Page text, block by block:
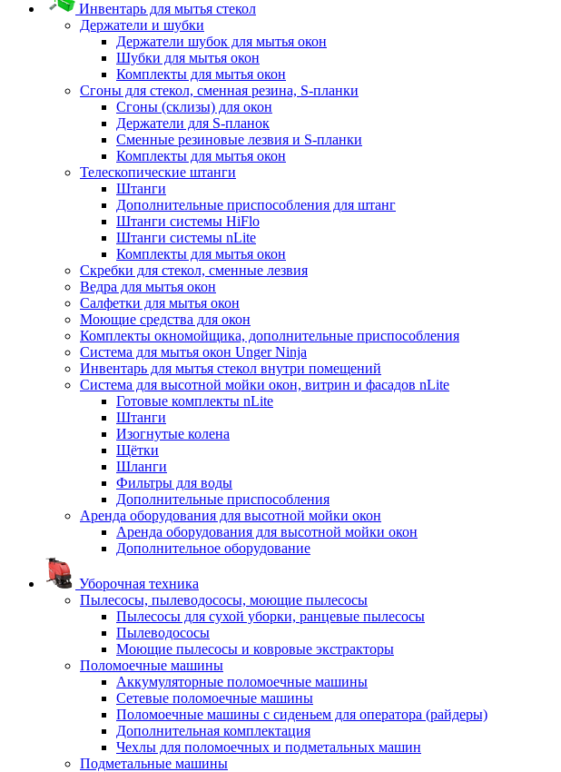
Инвентарь для мытья стекол
Держатели и шубки
Держатели шубок для мытья окон
Шубки для мытья окон
Комплекты для мытья окон
Сгоны для стекол, сменная резина, S-планки
Сгоны (склизы) для окон
Держатели для S-планок
Сменные резиновые лезвия и S-планки
Комплекты для мытья окон
Телескопические штанги
Штанги
Дополнительные приспособления для штанг
Штанги системы HiFlo
Штанги системы nLite
Комплекты для мытья окон
Скребки для стекол, сменные лезвия
Ведра для мытья окон
Салфетки для мытья окон
Моющие средства для окон
Комплекты окномойщика, дополнительные приспособления
Система для мытья окон Unger Ninja
Инвентарь для мытья стекол внутри помещений
Система для высотной мойки окон, витрин и фасадов nLite
Готовые комплекты nLite
Штанги
Изогнутые колена
Щётки
Шланги
Фильтры для воды
Дополнительные приспособления
Аренда оборудования для высотной мойки окон
Аренда оборудования для высотной мойки окон
Дополнительное оборудование
Уборочная техника
Пылесосы, пылеводососы, моющие пылесосы
Пылесосы для сухой уборки, ранцевые пылесосы
Пылеводососы
Моющие пылесосы и ковровые экстракторы
Поломоечные машины
Аккумуляторные поломоечные машины
Сетевые поломоечные машины
Поломоечные машины с сиденьем для оператора (райдеры)
Дополнительная комплектация
Чехлы для поломоечных и подметальных машин
Подметальные машины